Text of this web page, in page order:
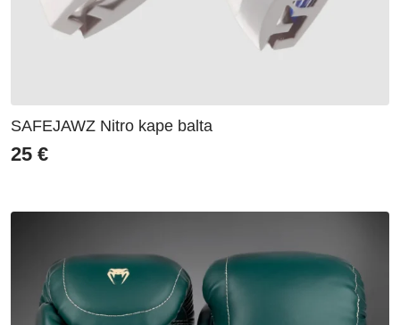
SAFEJAWZ Nitro kape balta
25 €